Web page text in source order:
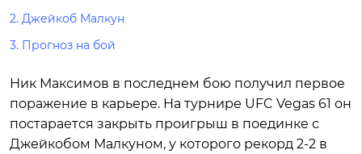
2. Джейкоб Малкун
3. Прогноз на бой
Ник Максимов в последнем бою получил первое
поражение в карьере. На турнире UFC Vegas 61 он
постарается закрыть проигрыш в поединке с
Джейкобом Малкуном, у которого рекорд 2-2 в